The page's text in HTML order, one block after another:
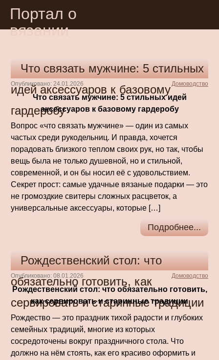
Портал о
вязании
Что связать мужчине: 5 стильных
идей аксессуаров к базовому
гардеробу
Опубликовано: 24.01.2026 Домоводство
Что связать мужчине: 5 стильных идей
аксессуаров к базовому гардеробу
Вопрос «что связать мужчине» — один из самых
частых среди рукодельниц. И правда, хочется
порадовать близкого теплом своих рук, но так, чтобы
вещь была не только душевной, но и стильной,
современной, и он бы носил её с удовольствием.
Секрет прост: самые удачные вязаные подарки — это
не громоздкие свитеры сложных расцветок, а
универсальные аксессуары, которые […]
Подробнее...
Рождественский стол: что
обязательно готовить, как
сервировать и старинные традиции
Опубликовано: 08.01.2026 Домоводство
Рождественский стол: что обязательно готовить,
как сервировать и старинные традиции
Рождество — это праздник тихой радости и глубоких
семейных традиций, многие из которых
сосредоточены вокруг праздничного стола. Что
должно на нём стоять, как его красиво оформить и